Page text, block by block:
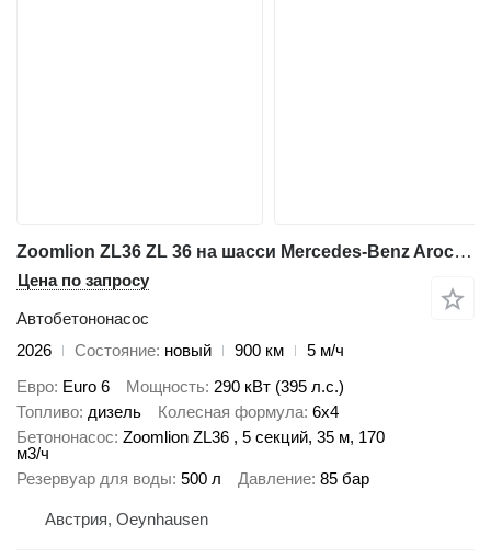
Zoomlion ZL36 ZL 36 на шасси Mercedes-Benz Arocs 5 2640
Цена по запросу
Автобетононасос
2026
Состояние новый 900 км
5 м/ч
Евро Euro 6 Мощность 290 кВт (395 л.с.)
Топливо дизель Колесная формула 6x4
Бетононасос Zoomlion ZL36 , 5 секций, 35 м, 170
м3/ч
Резервуар для воды 500 л Давление 85 бар
Австрия, Oeynhausen